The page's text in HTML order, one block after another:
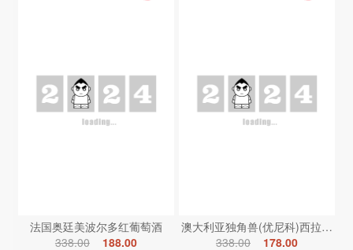
法国奥廷美波尔多红葡萄酒
338.00
188.00
澳大利亚独角兽(优尼科)西拉红葡
338.00
178.00